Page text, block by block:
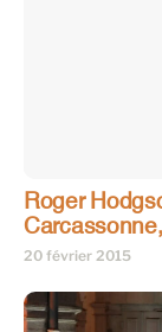
Roger
20 février 2015